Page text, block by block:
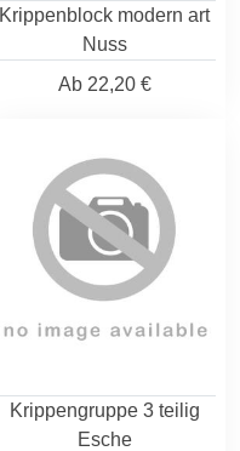
Krippenblock modern art
Nuss
Ab22,20 €
Krippengruppe 3 teilig
Esche